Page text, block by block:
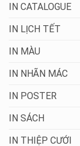
IN CATALOGUE
IN LỊCH TẾT
IN MÀU
IN NHÃN MÁC
IN POSTER
IN SÁCH
IN THIỆP CƯỚI